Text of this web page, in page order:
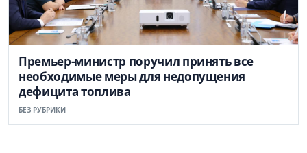
Премьер-министр поручил принять все
необходимые меры для недопущения
дефицита топлива
БЕЗ РУБРИКИ